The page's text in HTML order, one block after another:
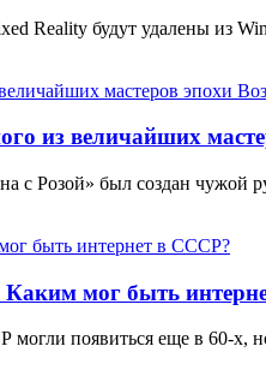
Reality будут удалены из
из величайших
с Розой» был создан
Каким мог быть
появиться еще в 60-х,